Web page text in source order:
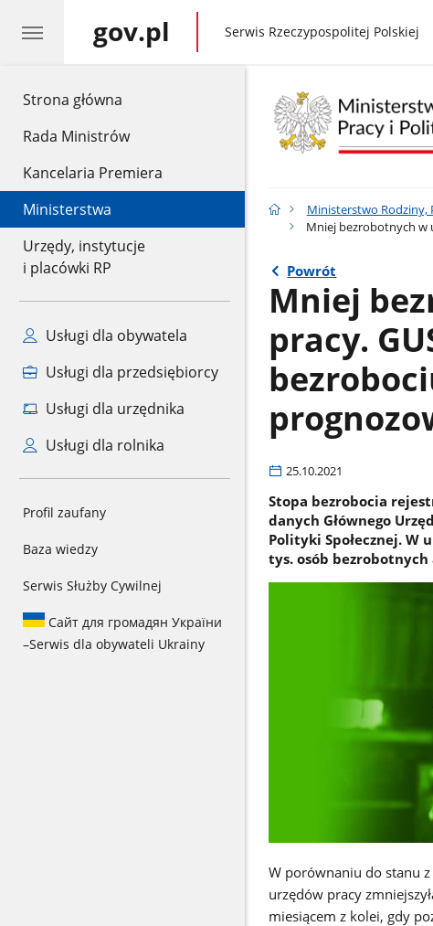
Strona główna
Rada Ministrów
Kancelaria Premiera
Ministerstwa
Urzędy, instytucje
i placówki RP
Usługi dla obywatela
Usługi dla przedsiębiorcy
Usługi dla urzędnika
Usługi dla rolnika
Profil zaufany
Baza wiedzy
Serwis Służby Cywilnej
Сайт для громадян України
–Serwis dla obywateli Ukrainy
gov.pl gov.pl
Serwis Rzeczypospolitej Polskiej
Ministerstwo Rodziny,
Mniej bezrobotnych w
Powrót
Mniej
pracy.
25.10.2021
Stopa bezrobocia
danych Głównego
Polityki Społecznej. W
tys. osób
W porównaniu do stanu
urzędów pracy
miesiącem z kolei, gdy